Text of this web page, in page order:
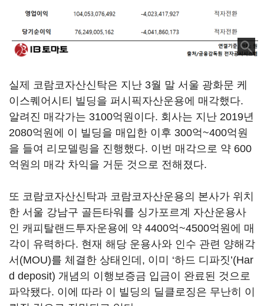
실제 코람코자산신탁은 지난 3월 말 서울 광화문 케
이스퀘어시티 빌딩을 퍼시픽자산운용에 매각했다.
알려진 매각가는 3100억원이다. 회사는 지난 2019년
2080억원에 이 빌딩을 매입한 이후 300억~400억원
을 들여 리모델링을 진행했다. 이번 매각으로 약 600
억원의 매각 차익을 거둔 것으로 전해졌다.
또 코람코자산신탁과 코람코자산운용의 본사가 위치
한 서울 강남구 골든타워를 싱가포르계 자산운용사
인 캐피탈랜드투자운용에 약 4400억~4500억원에 매
각이 유력하다. 현재 해당 운용사와 인수 관련 양해각
서(MOU)를 체결한 상태인데, 이미 ‘하드 디파짓’(Har
d deposit) 개념의 이행보증금 입금이 완료된 것으로
파악됐다. 이에 따라 이 빌딩의 딜클로징은 무난히 이